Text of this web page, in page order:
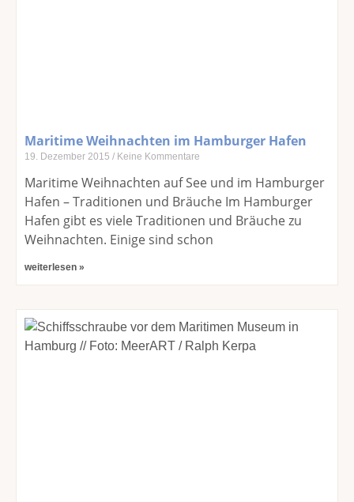
Maritime Weihnachten im Hamburger Hafen
19. Dezember 2015 Keine Kommentare
Maritime Weihnachten auf See und im Hamburger
Hafen – Traditionen und Bräuche Im Hamburger
Hafen gibt es viele Traditionen und Bräuche zu
Weihnachten. Einige sind schon
weiterlesen »